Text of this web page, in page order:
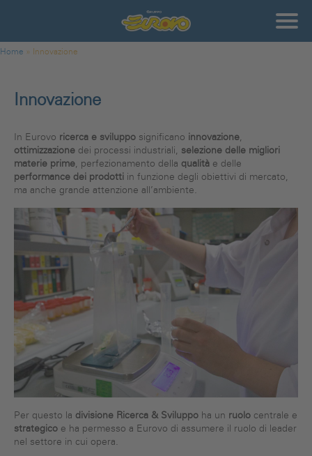
Tu sei qui
Home » Innovazione
Innovazione
In Eurovo ricerca e sviluppo significano innovazione,
ottimizzazione dei processi industriali, selezione delle migliori
materie prime, perfezionamento della qualità e delle
performance dei prodotti in funzione degli obiettivi di mercato,
ma anche grande attenzione all’ambiente.
Per questo la divisione Ricerca & Sviluppo ha un ruolo centrale e
strategico e ha permesso a Eurovo di assumere il ruolo di leader
nel settore in cui opera.